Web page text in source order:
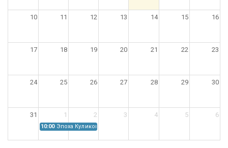
10 11 12 13 14 15 16
17 18 19 20 21 22 23
24 25 26 27 28 29 30
31 1 2 3 4 5 6
10:00 Эпоха Куликовской битвы: Проблемы источниковедения